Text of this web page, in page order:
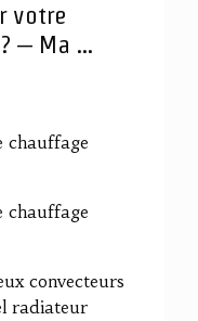
votre
– Ma ...
chauffage
chauffage
convecteurs
radiateur